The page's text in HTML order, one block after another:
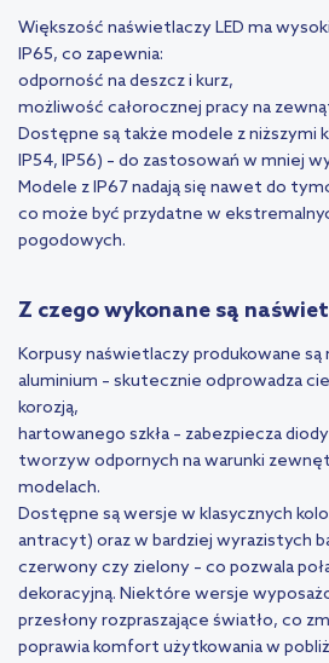
Większość naświetlaczy LED ma
IP65, co zapewnia:
odporność na deszcz i kurz,
możliwość całorocznej pracy na
Dostępne są także modele z niższymi
IP54, IP56) – do zastosowań w mniej
Modele z IP67 nadają się nawet do
co może być przydatne w
pogodowych.
Z czego wykonane są
Korpusy naświetlaczy produkowane są
aluminium – skutecznie odprowadza
korozją,
hartowanego szkła – zabezpiecza
tworzyw odpornych na warunki
modelach.
Dostępne są wersje w klasycznych
antracyt) oraz w bardziej wyrazistych
czerwony czy zielony – co pozwala
dekoracyjną. Niektóre wersje
przesłony rozpraszające światło, co
poprawia komfort użytkowania w